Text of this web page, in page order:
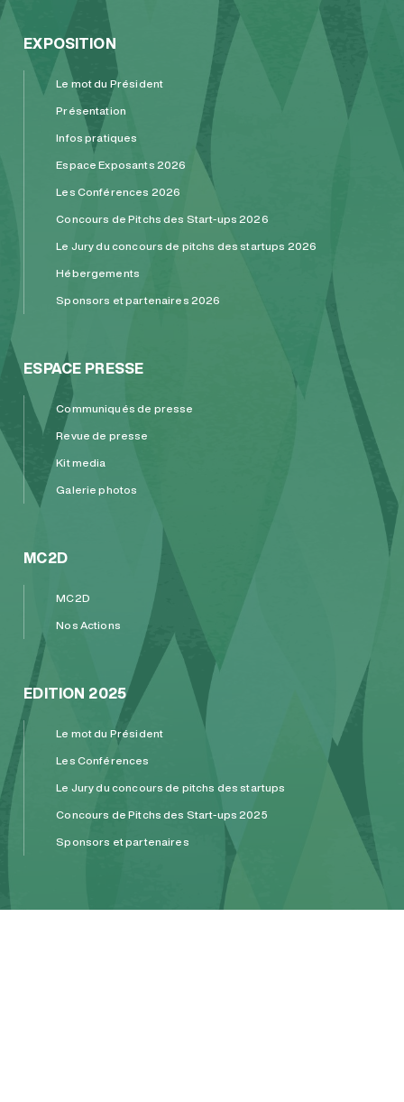
EXPOSITION
Le mot du Président
Présentation
Infos pratiques
Espace Exposants 2026
Les Conférences 2026
Concours de Pitchs des Start-ups 2026
Le Jury du concours de pitchs des startups 2026
Hébergements
Sponsors et partenaires 2026
ESPACE PRESSE
Communiqués de presse
Revue de presse
Kit media
Galerie photos
MC2D
MC2D
Nos Actions
EDITION 2025
Le mot du Président
Les Conférences
Le Jury du concours de pitchs des startups
Concours de Pitchs des Start-ups 2025
Sponsors et partenaires